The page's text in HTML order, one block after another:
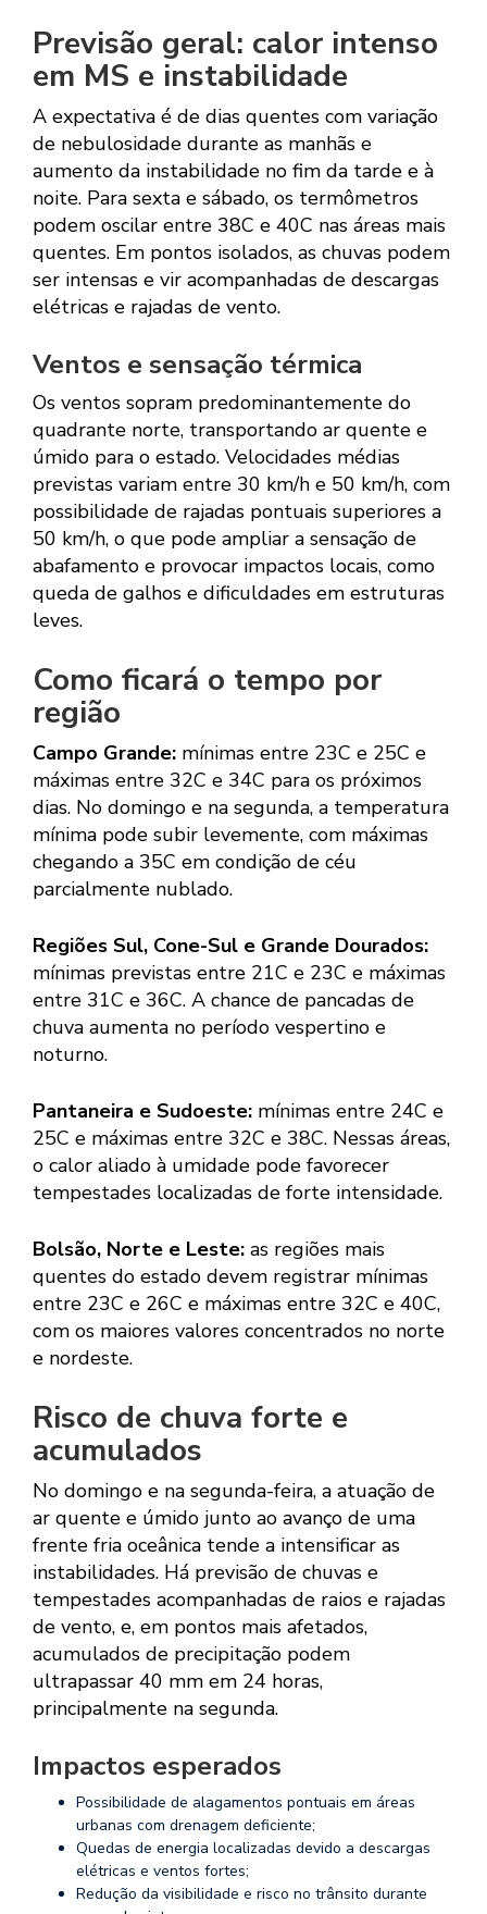
Previsão geral: calor intenso
em MS e instabilidade
A expectativa é de dias quentes com variação
de nebulosidade durante as manhãs e
aumento da instabilidade no fim da tarde e à
noite. Para sexta e sábado, os termômetros
podem oscilar entre 38C e 40C nas áreas mais
quentes. Em pontos isolados, as chuvas podem
ser intensas e vir acompanhadas de descargas
elétricas e rajadas de vento.
Ventos e sensação térmica
Os ventos sopram predominantemente do
quadrante norte, transportando ar quente e
úmido para o estado. Velocidades médias
previstas variam entre 30 km/h e 50 km/h, com
possibilidade de rajadas pontuais superiores a
50 km/h, o que pode ampliar a sensação de
abafamento e provocar impactos locais, como
queda de galhos e dificuldades em estruturas
leves.
Como ficará o tempo por
região
Campo Grande: mínimas entre 23C e 25C e
máximas entre 32C e 34C para os próximos
dias. No domingo e na segunda, a temperatura
mínima pode subir levemente, com máximas
chegando a 35C em condição de céu
parcialmente nublado.
Regiões Sul, Cone-Sul e Grande Dourados:
mínimas previstas entre 21C e 23C e máximas
entre 31C e 36C. A chance de pancadas de
chuva aumenta no período vespertino e
noturno.
Pantaneira e Sudoeste: mínimas entre 24C e
25C e máximas entre 32C e 38C. Nessas áreas,
o calor aliado à umidade pode favorecer
tempestades localizadas de forte intensidade.
Bolsão, Norte e Leste: as regiões mais
quentes do estado devem registrar mínimas
entre 23C e 26C e máximas entre 32C e 40C,
com os maiores valores concentrados no norte
e nordeste.
Risco de chuva forte e
acumulados
No domingo e na segunda-feira, a atuação de
ar quente e úmido junto ao avanço de uma
frente fria oceânica tende a intensificar as
instabilidades. Há previsão de chuvas e
tempestades acompanhadas de raios e rajadas
de vento, e, em pontos mais afetados,
acumulados de precipitação podem
ultrapassar 40 mm em 24 horas,
principalmente na segunda.
Impactos esperados
Possibilidade de alagamentos pontuais em áreas
urbanas com drenagem deficiente;
Quedas de energia localizadas devido a descargas
elétricas e ventos fortes;
Redução da visibilidade e risco no trânsito durante